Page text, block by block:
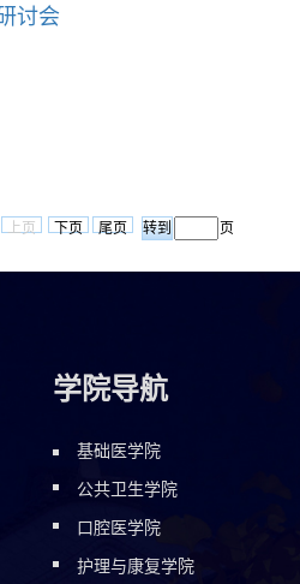
讨会
上页 下页 尾页 页
学院导航
基础医学院
公共卫生学院
口腔医学院
护理与康复学院